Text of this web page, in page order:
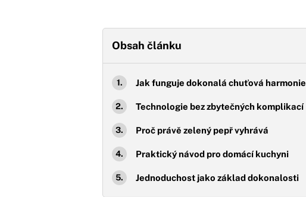
Obsah článku
Jak funguje dokonalá chuťová harmonie
Technologie bez zbytečných komplikací
Proč právě zelený pepř vyhrává
Praktický návod pro domácí kuchyni
Jednoduchost jako základ dokonalosti